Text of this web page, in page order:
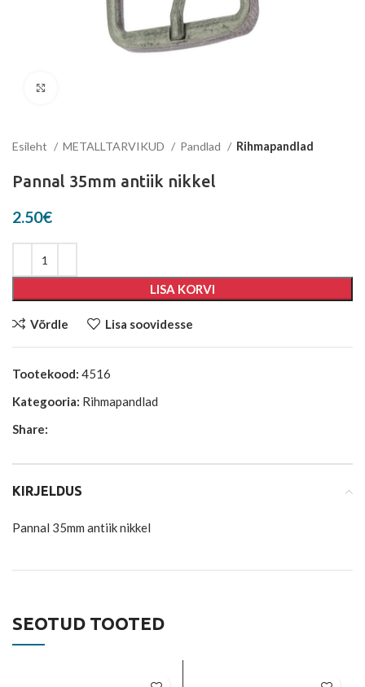
Esileht METALLTARVIKUD Pandlad Rihmapandlad
Pannal 35mm antiik nikkel
2.50€
LISA KORVI
Võrdle Lisa soovidesse
Tootekood: 4516
Kategooria: Rihmapandlad
Share:
KIRJELDUS
Pannal 35mm antiik nikkel
SEOTUD TOOTED